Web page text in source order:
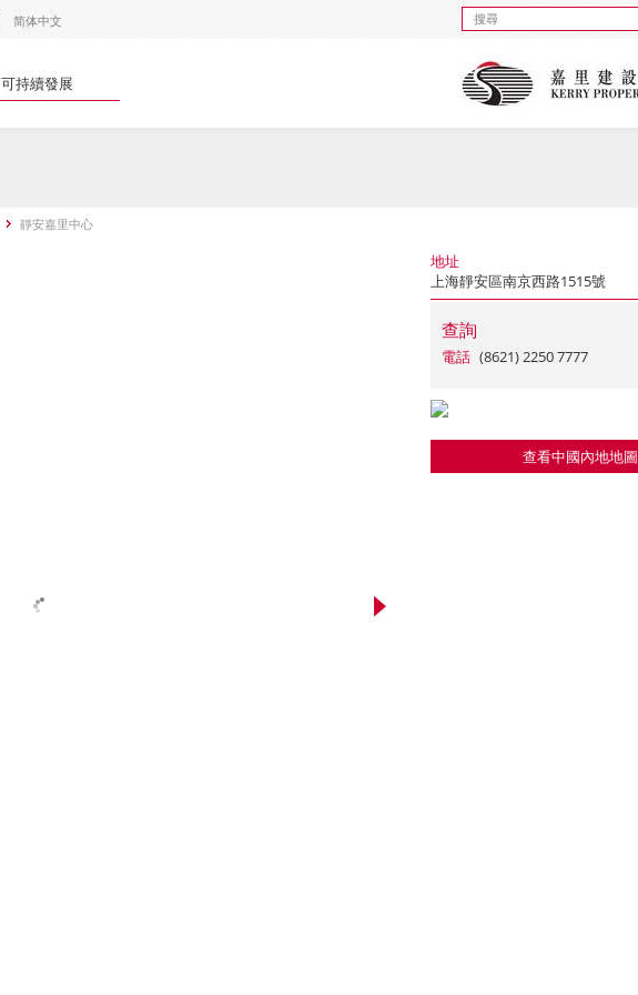
简体中文
可持續發展
靜安嘉里中心
地址
上海靜安區南京西路1515號
查詢
電話 (8621) 2250 7777
查看中國內地地圖